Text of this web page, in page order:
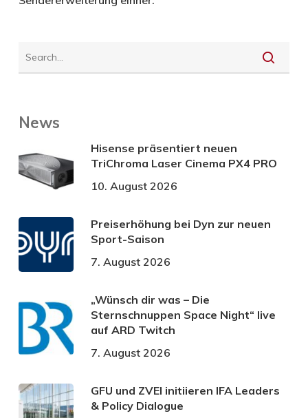
News
Hisense präsentiert neuen
TriChroma Laser Cinema PX4 PRO
10. August 2026
Preiserhöhung bei Dyn zur neuen
Sport-Saison
7. August 2026
„Wünsch dir was – Die
Sternschnuppen Space Night“ live
auf ARD Twitch
7. August 2026
GFU und ZVEI initiieren IFA Leaders
& Policy Dialogue